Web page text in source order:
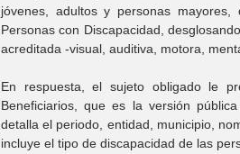
jóvenes, adultos y personas
Personas con Discapacidad,
acreditada -visual, auditiva, motora,
En respuesta, el sujeto obligado le
Beneficiarios, que es la versión
detalla el periodo, entidad, municipio,
incluye el tipo de discapacidad de las